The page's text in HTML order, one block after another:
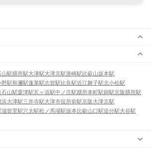
山駅膳所駅大津駅大津京駅唐崎駅 比叡山坂本駅
野駅和邇駅蓬莱駅志賀駅 比良駅近江舞子駅北小松駅
石山駅粟津駅瓦ヶ浜駅中ノ庄駅膳所本町駅錦駅京阪膳所駅
浜大津駅三井寺駅大津市役所前駅京阪大津京駅
滋賀里駅穴太駅松ノ馬場駅坂本比叡山口駅追分駅大谷駅